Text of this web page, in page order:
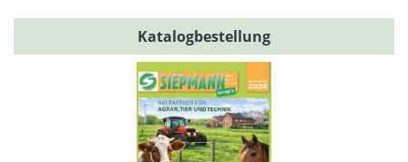
Katalogbestellung